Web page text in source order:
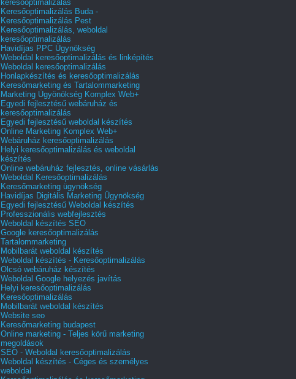
keresőoptimalizálás
Keresőoptimalizálás Buda -
Keresőoptimalizálás Pest
Keresőoptimalizálás, weboldal
keresőoptimalizálás
Havidíjas PPC Ügynökség
Weboldal keresőoptimalizálás és linképítés
Weboldal keresőoptimalizálás
Honlapkészítés és keresőoptimalizálás
Keresőmarketing és Tartalommarketing
Marketing Ügyönökség Komplex Web+
Egyedi fejlesztésű webáruház és
keresőoptimalizálás
Egyedi fejlesztésű weboldal készítés
Online Marketing Komplex Web+
Webáruház keresőoptimalizálás
Helyi keresőoptimalizálás és weboldal
készítés
Online webáruház fejlesztés, online vásárlás
Weboldal Keresőoptimalizálás
Keresőmarketing ügynökség
Havidíjas Digitális Marketing Ügynökség
Egyedi fejlesztésű Weboldal készítés
Professzionális webfejlesztés
Weboldal készítés SEO
Google keresőoptimalizálás
Tartalommarketing
Mobilbarát weboldal készítés
Weboldal készítés - Keresőoptimalizálás
Olcsó webáruház készítés
Weboldal Google helyezés javítás
Helyi keresőoptimalizálás
Keresőoptimalizálás
Mobilbarát weboldal készítés
Website seo
Keresőmarketing budapest
Online marketing - Teljes körű marketing
megoldások
SEO - Weboldal keresőoptimalizálás
Weboldal készítés - Céges és személyes
weboldal